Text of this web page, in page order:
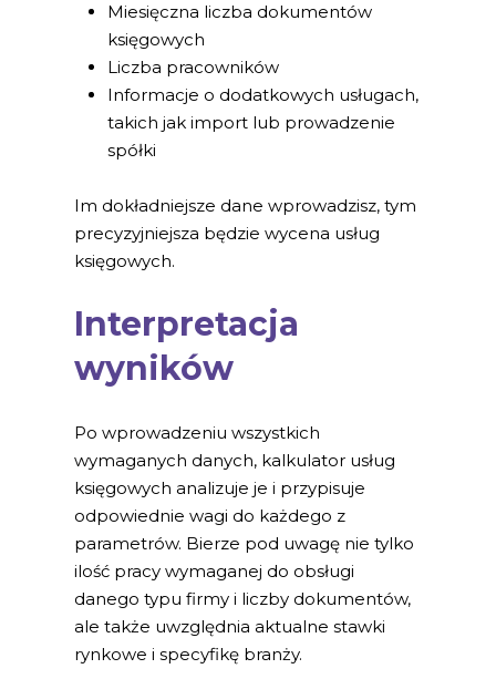
Miesięczna liczba dokumentów
księgowych
Liczba pracowników
Informacje o dodatkowych usługach,
takich jak import lub prowadzenie
spółki
Im dokładniejsze dane wprowadzisz, tym
precyzyjniejsza będzie wycena usług
księgowych.
Interpretacja
wyników
Po wprowadzeniu wszystkich
wymaganych danych, kalkulator usług
księgowych analizuje je i przypisuje
odpowiednie wagi do każdego z
parametrów. Bierze pod uwagę nie tylko
ilość pracy wymaganej do obsługi
danego typu firmy i liczby dokumentów,
ale także uwzględnia aktualne stawki
rynkowe i specyfikę branży.